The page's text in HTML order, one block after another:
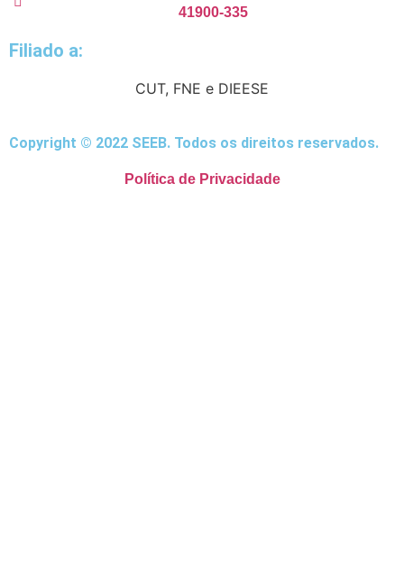
41900-335
Filiado a:
CUT, FNE e DIEESE
Copyright © 2022 SEEB. Todos os direitos reservados.
Política de Privacidade